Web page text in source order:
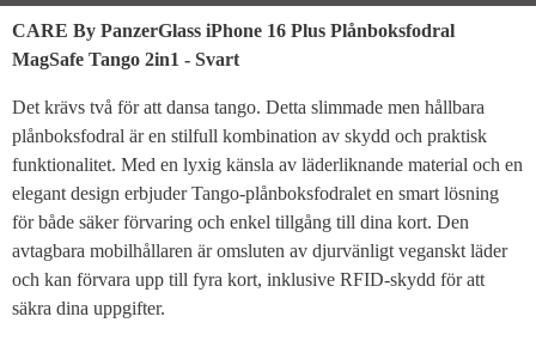
Produktbeskrivning
CARE By PanzerGlass iPhone 16 Plus Plånboksfodral
MagSafe Tango 2in1 - Svart
Det krävs två för att dansa tango. Detta slimmade men hållbara
plånboksfodral är en stilfull kombination av skydd och praktisk
funktionalitet. Med en lyxig känsla av läderliknande material och en
elegant design erbjuder Tango-plånboksfodralet en smart lösning
för både säker förvaring och enkel tillgång till dina kort. Den
avtagbara mobilhållaren är omsluten av djurvänligt veganskt läder
och kan förvara upp till fyra kort, inklusive RFID-skydd för att
säkra dina uppgifter.